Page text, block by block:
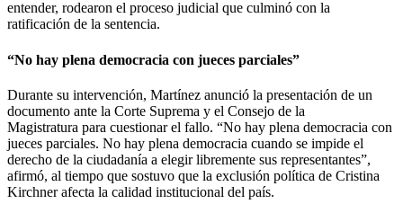
entender, rodearon el proceso judicial que culminó con la
ratificación de la sentencia.
“No hay plena democracia con jueces parciales”
Durante su intervención, Martínez anunció la presentación de un
documento ante la Corte Suprema y el Consejo de la
Magistratura para cuestionar el fallo. “No hay plena democracia con
jueces parciales. No hay plena democracia cuando se impide el
derecho de la ciudadanía a elegir libremente sus representantes”,
afirmó, al tiempo que sostuvo que la exclusión política de Cristina
Kirchner afecta la calidad institucional del país.